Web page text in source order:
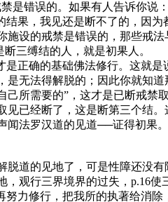
是错误的。如果有人告诉你
果，我见还是断不了的，因
设的戒禁是错误的，那些戒
三缚结的人，就是初果人。
确的基础佛法修行。这就
无法得解脱的；因此你就知
所需要的”，这才是已断戒
已经断了，这是断第三个结
闻法罗汉道的见道──证得初果
的见地了，可是性障还没
观行三界境界的过失，p.16
力修行，把我所的执著给消